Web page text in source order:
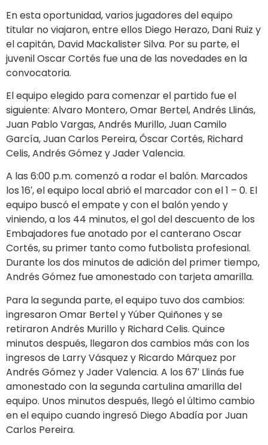
En esta oportunidad, varios jugadores del equipo
titular no viajaron, entre ellos Diego Herazo, Dani Ruiz y
el capitán, David Mackalister Silva. Por su parte, el
juvenil Oscar Cortés fue una de las novedades en la
convocatoria.
El equipo elegido para comenzar el partido fue el
siguiente: Alvaro Montero, Omar Bertel, Andrés Llinás,
Juan Pablo Vargas, Andrés Murillo, Juan Camilo
García, Juan Carlos Pereira, Óscar Cortés, Richard
Celis, Andrés Gómez y Jader Valencia.
A las 6:00 p.m. comenzó a rodar el balón. Marcados
los 16′, el equipo local abrió el marcador con el 1 – 0. El
equipo buscó el empate y con el balón yendo y
viniendo, a los 44 minutos, el gol del descuento de los
Embajadores fue anotado por el canterano Oscar
Cortés, su primer tanto como futbolista profesional.
Durante los dos minutos de adición del primer tiempo,
Andrés Gómez fue amonestado con tarjeta amarilla.
Para la segunda parte, el equipo tuvo dos cambios:
ingresaron Omar Bertel y Yúber Quiñones y se
retiraron Andrés Murillo y Richard Celis. Quince
minutos después, llegaron dos cambios más con los
ingresos de Larry Vásquez y Ricardo Márquez por
Andrés Gómez y Jader Valencia. A los 67′ Llinás fue
amonestado con la segunda cartulina amarilla del
equipo. Unos minutos después, llegó el último cambio
en el equipo cuando ingresó Diego Abadía por Juan
Carlos Pereira.